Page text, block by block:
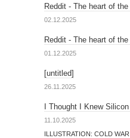
Reddit - The heart of
02.12.2025
Reddit - The heart of
01.12.2025
[untitled]
26.11.2025
I Thought I Knew
11.10.2025
ILLUSTRATION: COLD